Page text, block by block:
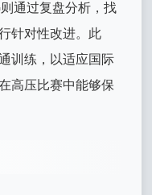
通过复盘分析，找
针对性改进。此
训练，以适应国际
高压比赛中能够保